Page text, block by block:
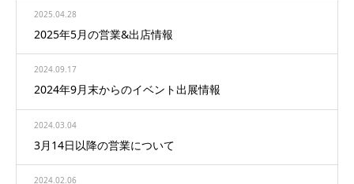
2025.04.28
2025年5月の営業&出店情報
2024.09.17
2024年9月末からのイベント出展情報
2024.03.04
3月14日以降の営業について
2024.02.06